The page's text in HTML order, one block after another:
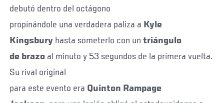
debutó dentro del octágono
propinándole una verdadera paliza a Kyle
Kingsbury hasta someterlo con untriángulo
de brazo al minuto y 53 segundos de la primera vuelta.
Su rival original
para este evento era Quinton Rampage